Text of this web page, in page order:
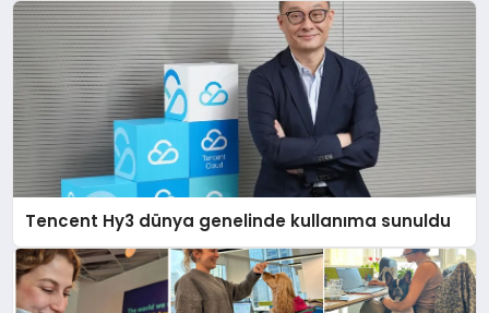
Tencent Hy3 dünya genelinde kullanıma sunuldu